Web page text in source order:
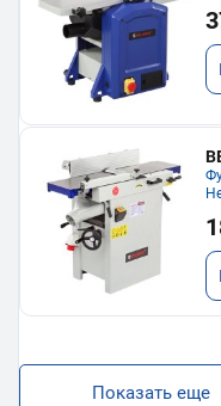
Показать еще